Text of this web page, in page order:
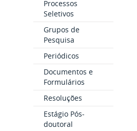
Processos
Seletivos
Grupos de
Pesquisa
Periódicos
Documentos e
Formulários
Resoluções
Estágio Pós-
doutoral